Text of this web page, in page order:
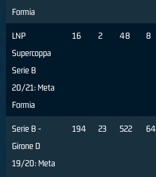
Formia
LNP
Supercoppa
Serie B
20/21: Meta
Formia
16 2 48 8
Serie B -
Girone D
19/20: Meta
194 23 522 64